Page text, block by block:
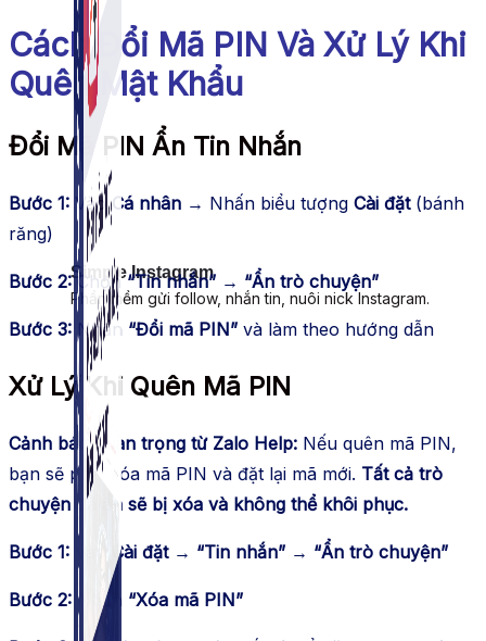
Simple Instagram
Phần mềm gửi follow, nhắn tin, nuôi nick Instagram.
Cách Đổi Mã PIN Và Xử Lý Khi
Quên Mật Khẩu
Đổi Mã PIN Ẩn Tin Nhắn
Bước 1: VàoCá nhân → Nhấn biểu tượng Cài đặt(bánh
răng)
Bước 2:Chọn“Tin nhắn” → “Ẩn trò chuyện”
Bước 3: Nhấn “Đổi mã PIN” và làm theo hướng dẫn
Xử Lý Khi Quên Mã PIN
Cảnh báo quan trọng từ Zalo Help: Nếu quên mã PIN,
bạn sẽ phải xóa mã PIN và đặt lại mã mới. Tất cả trò
chuyện đã ẩn sẽ bị xóa và không thể khôi phục.
Bước 1: Cài đặt→ “Tin nhắn” → “Ẩn trò chuyện”
Bước 2: Nhấn “Xóa mã PIN”